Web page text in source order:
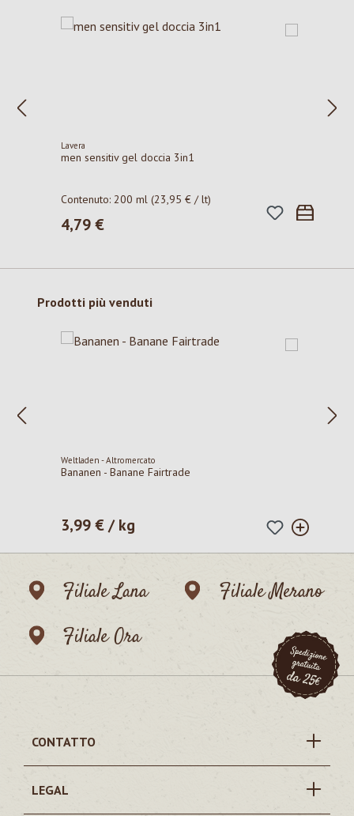
Lavera
men sensitiv gel doccia 3in1
Contenuto:200 ml(23,95 € / lt)
Prezzo normale:
4,79 €
Salta la galleria dei prodotti
Prodotti più venduti
Weltladen - Altromercato
Bananen - Banane Fairtrade
Prezzo normale:
3,99 € / kg
Filiale Lana
Filiale Merano
Filiale Ora
CONTATTO
LEGAL